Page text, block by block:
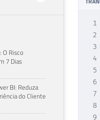
O Risco
7 Dias
BI: Reduza
do Cliente
1
2
3
4
5
6
7
8
9